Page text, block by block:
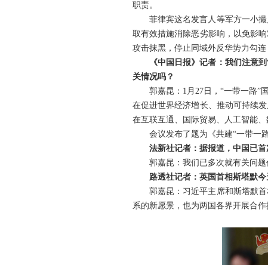
职责。
菲律宾这名发言人等军方一小
取有效措施消除恶劣影响，以免影
攻击抹黑，停止同域外反华势力勾
《中国日报》记者：我们注意
关情况吗？
郭嘉昆：1月27日，“一带一路”
在促进世界经济增长、推动可持续
在互联互通、国际贸易、人工智能、
会议发布了题为《共建“一带一
法新社记者：据报道，中国已
郭嘉昆：我们已多次就有关问
路透社记者：英国首相斯塔默
郭嘉昆：习近平主席和斯塔默
系的新愿景，也为两国各界开展合作